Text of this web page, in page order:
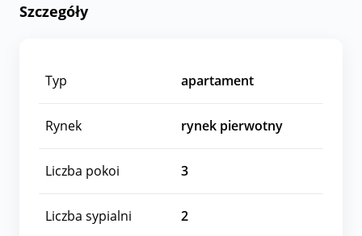
Szczegóły
Typ apartament
Rynek rynek pierwotny
Liczba pokoi 3
Liczba sypialni 2